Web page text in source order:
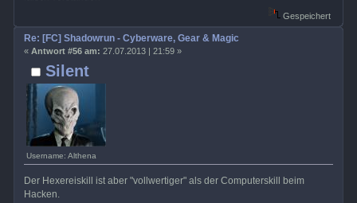
Gespeichert
Silent
Username: Althena
Re: [FC] Shadowrun - Cyberware, Gear & Magic
« Antwort #56 am: 27.07.2013 | 21:59 »
Der Hexereiskill ist aber "vollwertiger" als der Computerskill beim
Hacken.